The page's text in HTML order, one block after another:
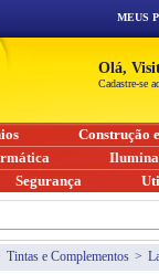
Tintas e Complementos >
MEUS
Olá,
Cadastre-se
Construção
Segurança